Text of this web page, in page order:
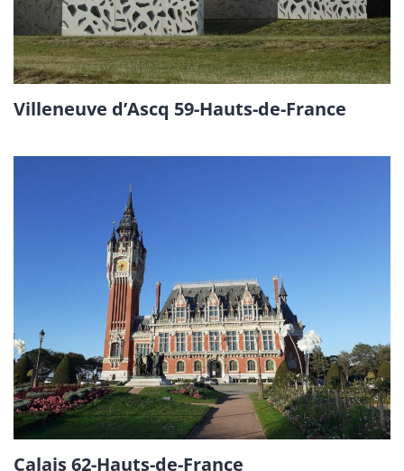
Villeneuve d’Ascq 59-Hauts-de-France
Calais 62-Hauts-de-France